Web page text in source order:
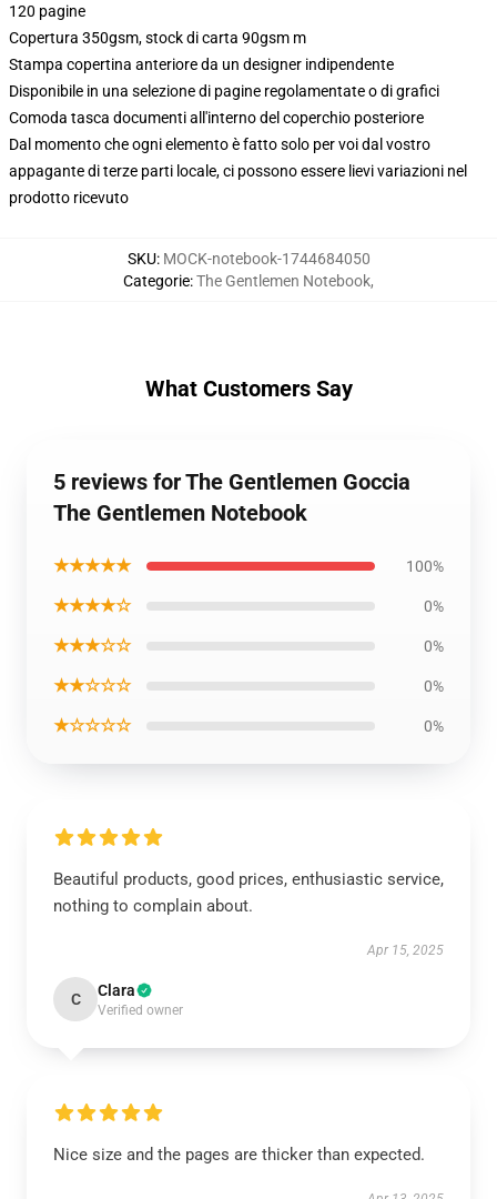
120 pagine
Copertura 350gsm, stock di carta 90gsm m
Stampa copertina anteriore da un designer indipendente
Disponibile in una selezione di pagine regolamentate o di grafici
Comoda tasca documenti all'interno del coperchio posteriore
Dal momento che ogni elemento è fatto solo per voi dal vostro
appagante di terze parti locale, ci possono essere lievi variazioni nel
prodotto ricevuto
SKU: MOCK-notebook-1744684050
Categorie:The Gentlemen Notebook,
What Customers Say
5 reviews for The Gentlemen Goccia
The Gentlemen Notebook
★★★★★ 100%
★★★★☆ 0%
★★★☆☆ 0%
★★☆☆☆ 0%
★☆☆☆☆ 0%
Beautiful products, good prices, enthusiastic service,
nothing to complain about.
Apr 15, 2025
C Clara
Verified owner
Nice size and the pages are thicker than expected.